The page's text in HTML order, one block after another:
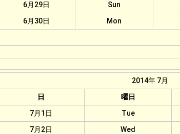
6月29日
Sun
6月30日
Mon
2014年 7月
日
曜日
7月1日
Tue
7月2日
Wed